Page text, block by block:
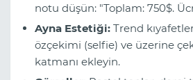
notu düşün: "Toplam: 750$.
Ayna Estetiği: Trend
özçekimi (selfie) ve üzerine
katmanı ekleyin.